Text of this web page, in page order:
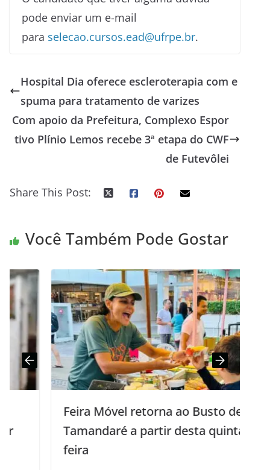
pode enviar um e-mail
para selecao.cursos.ead@ufrpe.br.
Hospital Dia oferece escleroterapia com e
spuma para tratamento de varizes
Com apoio da Prefeitura, Complexo Espor
tivo Plínio Lemos recebe 3ª etapa do CWF
de Futevôlei
Share This Post:
Você Também Pode Gostar
Feira Móvel retorna ao Busto de
Tamandaré a partir desta quinta-